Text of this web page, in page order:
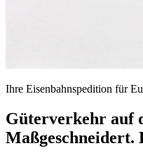
Ihre Eisenbahnspedition für
Güterverkehr auf
Maßgeschneidert.